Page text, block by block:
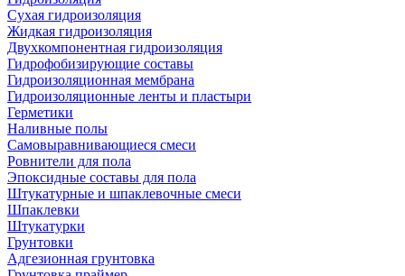
Сухая гидроизоляция
Жидкая гидроизоляция
Двухкомпонентная гидроизоляция
Гидрофобизирующие составы
Гидроизоляционная мембрана
Гидроизоляционные ленты и пластыри
Герметики
Наливные полы
Самовыравнивающиеся смеси
Ровнители для пола
Эпоксидные составы для пола
Штукатурные и шпаклевочные смеси
Шпаклевки
Штукатурки
Грунтовки
Адгезионная грунтовка